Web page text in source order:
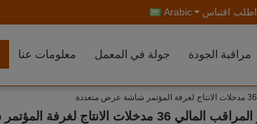
اطلب اقتباس Arabic
معلومات عنا جولة في المعمل مراقبة الجودة